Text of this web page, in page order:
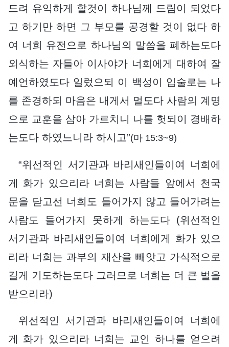
드려 유익하게 할것이 하나님께 드림이 되었다
고 하기만 하면 그 부모를 공경할 것이 없다 하
여 너희 유전으로 하나님의 말씀을 폐하는도다
외식하는 자들아 이사야가 너희에게 대하여 잘
예언하였도다 일렀으되 이 백성이 입술로는 나
를 존경하되 마음은 내게서 멀도다 사람의 계명
으로 교훈을 삼아 가르치니 나를 헛되이 경배하
는도다 하였느니라 하시고”(마 15:3~9)
“위선적인 서기관과 바리새인들이여 너희에
게 화가 있으리라 너희는 사람들 앞에서 천국
문을 닫고선 너희도 들어가지 않고 들어가려는
사람도 들어가지 못하게 하는도다 (위선적인
서기관과 바리새인들이여 너희에게 화가 있으
리라 너희는 과부의 재산을 빼앗고 가식적으로
길게 기도하는도다 그러므로 너희는 더 큰 벌을
받으리라)
위선적인 서기관과 바리새인들이여 너희에
게 화가 있으리라 너희는 교인 하나를 얻으려